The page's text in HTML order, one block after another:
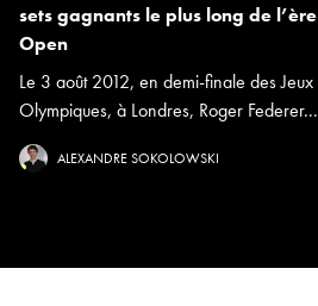
sets gagnants le plus long de l’ère
Open
Le 3 août 2012, en demi-finale des Jeux
Olympiques, à Londres, Roger Federer...
ALEXANDRE SOKOLOWSKI